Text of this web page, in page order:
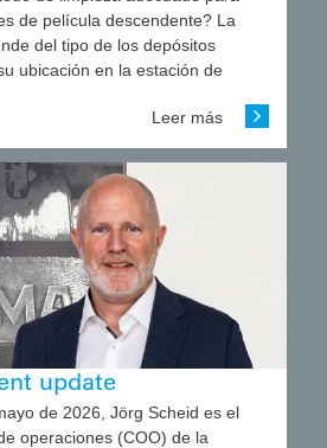
de película descendente? La
del tipo de los depósitos
ubicación en la estación de
Leer más
update
de 2026, Jörg Scheid es el
operaciones (COO) de la